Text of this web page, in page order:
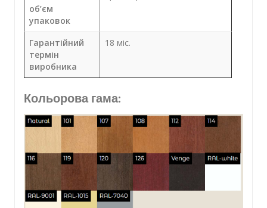
об’єм
упаковок
Гарантійний
термін
виробника
18 міс.
Кольорова гама: